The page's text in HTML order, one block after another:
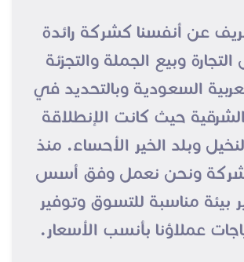
عن أنفسنا كشركة رائدة
وبيع الجملة والتجزئة
السعودية وبالتحديد في
حيث كانت الإنطلاقة
وبلد الخير الأحساء. منذ
ونحن نعمل وفق أسس
بيئة مناسبة للتسوق وتوفير
عملاؤنا بأنسب الأسعار.